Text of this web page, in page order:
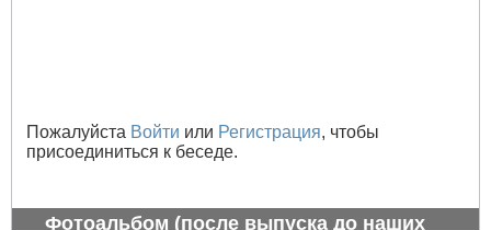
Пожалуйста Войти или Регистрация, чтобы
присоединиться к беседе.
Фотоальбом (после выпуска до наших